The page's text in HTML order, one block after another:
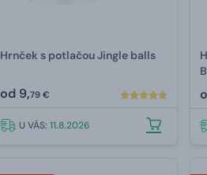
Hrnček s potlačou Jingle balls
od 9,79 €
U VÁS:11.8.2026